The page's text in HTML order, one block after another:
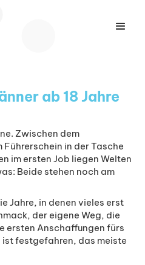
ab 18 Jahre
Zwischen dem
in der Tasche
im ersten Job liegen Welten
Beide stehen noch am
Jahre, in denen vieles erst
der eigene Weg, die
ersten Anschaffungen fürs
ist festgefahren, das meiste